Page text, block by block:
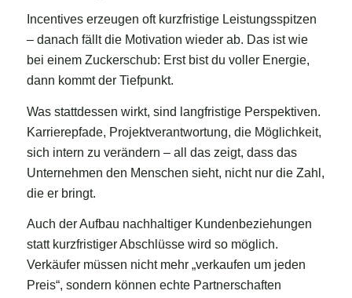
Incentives erzeugen oft kurzfristige Leistungsspitzen
– danach fällt die Motivation wieder ab. Das ist wie
bei einem Zuckerschub: Erst bist du voller Energie,
dann kommt der Tiefpunkt.
Was stattdessen wirkt, sind langfristige Perspektiven.
Karrierepfade, Projektverantwortung, die Möglichkeit,
sich intern zu verändern – all das zeigt, dass das
Unternehmen den Menschen sieht, nicht nur die Zahl,
die er bringt.
Auch der Aufbau nachhaltiger Kundenbeziehungen
statt kurzfristiger Abschlüsse wird so möglich.
Verkäufer müssen nicht mehr „verkaufen um jeden
Preis“, sondern können echte Partnerschaften